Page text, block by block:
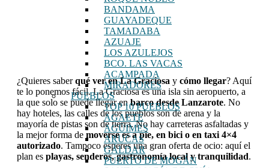
BANDAMA
GUAYADEQUE
TAMADABA
AZUAJE
LOS AZULEJOS
BCO. LAS VACAS
ACAMPADA
MIRADORES
PUEBLOS
TOP 10 PUEBLOS
AGAETE
AGÜIMES
ARUCAS
GÁLDAR
PUERTO DE MOGÁN
¿Quieres saberqué ver en La Graciosa y cómo llegar? Aquí
te lo ponemos fácil. La Graciosa es una isla sin aeropuerto, a
la que solo se puede llegar enbarco desde Lanzarote. No
hay hoteles, las calles de los pueblos son de arena y la
mayoría de pistas son de tierra. No hay carreteras asfaltadas y
la mejor forma de moverse es a pie, en bici o en taxi 4×4
autorizado. Tampoco esperes una gran oferta de ocio: aquí el
plan es playas, senderos, gastronomía local y tranquilidad.